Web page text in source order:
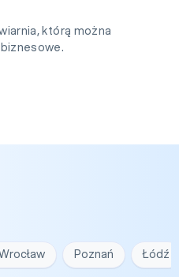
którą można
Poznań Łódź